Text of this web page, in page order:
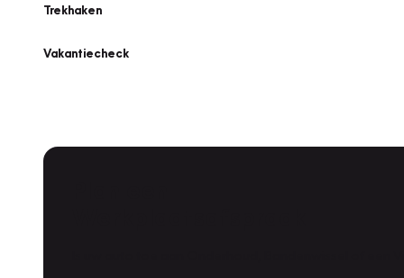
Trekhaken
Vakantiecheck